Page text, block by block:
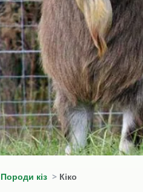
Породи кіз Кіко